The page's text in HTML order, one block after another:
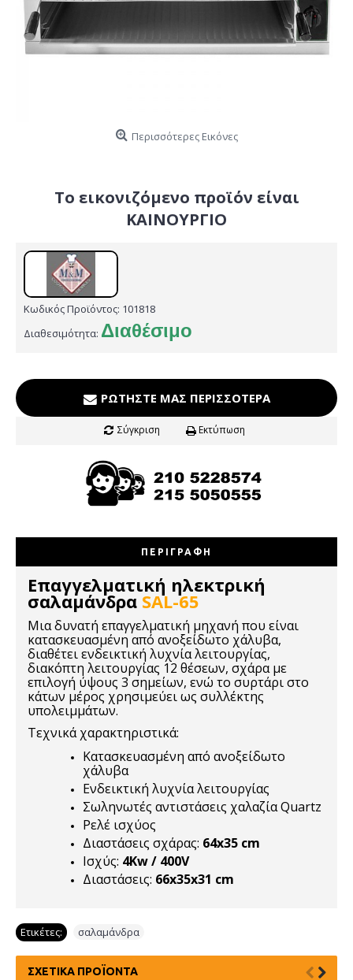
Περισσότερες Εικόνες
Το εικονιζόμενο προϊόν είναι
ΚΑΙΝΟΥΡΓΙΟ
Κωδικός Προϊόντος: 101818
Διαθεσιμότητα: Διαθέσιμο
ΡΩΤΉΣΤΕ ΜΑΣ ΠΕΡΙΣΣΌΤΕΡΑ
Σύγκριση Εκτύπωση
ΠΕΡΙΓΡΑΦΉ
Επαγγελματική ηλεκτρική
σαλαμάνδρα SAL-65
Μια δυνατή επαγγελματική μηχανή που είναι
κατασκευασμένη από ανοξείδωτο χάλυβα,
διαθέτει ενδεικτική λυχνία λειτουργίας,
διακόπτη λειτουργίας 12 θέσεων, σχάρα με
επιλογή ύψους 3 σημείων, ενώ το συρτάρι στο
κάτων μέρος χρησιμεύει ως συλλέκτης
υπολειμμάτων.
Τεχνικά χαρακτηριστικά:
Κατασκευασμένη από ανοξείδωτο
χάλυβα
Ενδεικτική λυχνία λειτουργίας
Σωληνωτές αντιστάσεις χαλαζία Quartz
Ρελέ ισχύος
Διαστάσεις σχάρας: 64x35 cm
Ισχύς: 4Kw / 400V
Διαστάσεις: 66x35x31 cm
Ετικέτες: σαλαμάνδρα
ΣΧΕΤΙΚΆ ΠΡΟΪΌΝΤΑ